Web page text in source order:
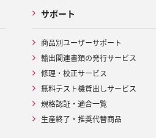
サポート
商品別ユーザーサポート
輸出関連書類の発行サービス
修理・校正サービス
無料テスト機貸出しサービス
規格認証・適合一覧
生産終了・推奨代替商品